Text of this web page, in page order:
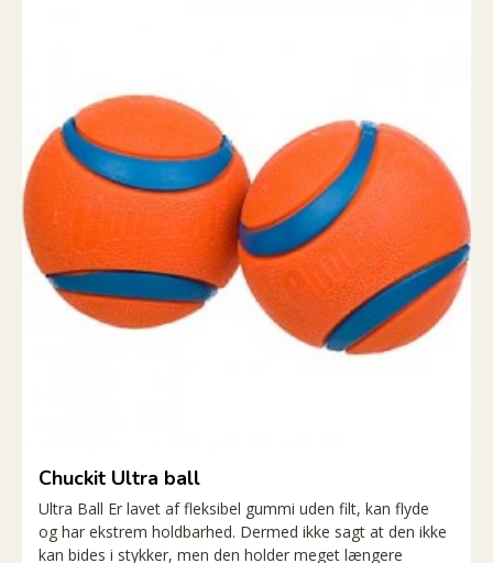
Chuckit Ultra ball
Ultra Ball Er lavet af fleksibel gummi uden filt, kan flyde
og har ekstrem holdbarhed. Dermed ikke sagt at den ikke
kan bides i stykker, men den holder meget længere